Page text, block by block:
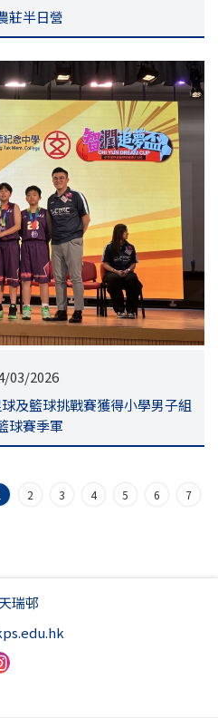
莊半日營
03/2026
及籃球挑戰賽獲得小學男子組
球賽季軍
2 3 4 5 6 7
瑞邨